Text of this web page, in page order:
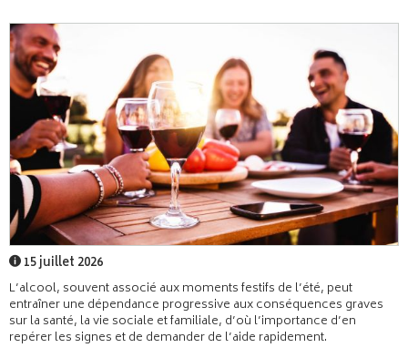
15 juillet 2026
L’alcool, souvent associé aux moments festifs de l’été, peut
entraîner une dépendance progressive aux conséquences graves
sur la santé, la vie sociale et familiale, d’où l’importance d’en
repérer les signes et de demander de l’aide rapidement.